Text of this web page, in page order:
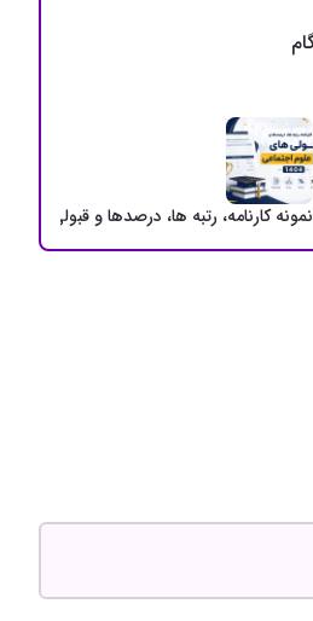
نمونه کارنامه، رتبه ها، درصدها و قبولی های